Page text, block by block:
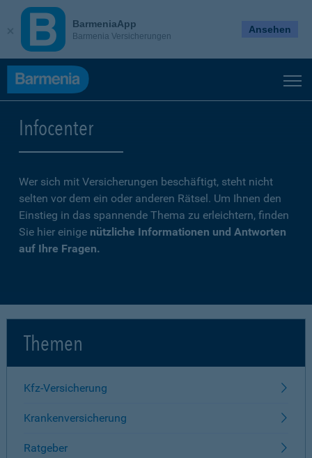
Infocenter
Wer sich mit Versicherungen beschäftigt, steht nicht
selten vor dem ein oder anderen Rätsel. Um Ihnen den
Einstieg in das spannende Thema zu erleichtern, finden
Sie hier einige nützliche Informationen und Antworten
auf Ihre Fragen.
Themen
Kfz-Versicherung
Krankenversicherung
Ratgeber
BarmeniaApp
Barmenia Versicherungen
Ansehen